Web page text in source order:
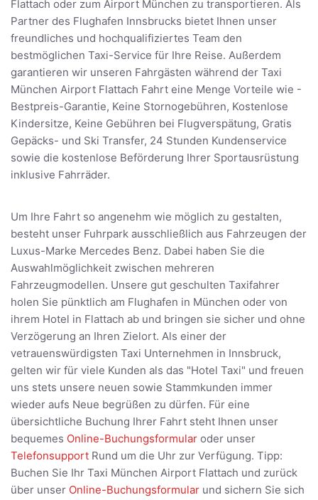
Flattach oder zum Airport München zu transportieren. Als
Partner des Flughafen Innsbrucks bietet Ihnen unser
freundliches und hochqualifiziertes Team den
bestmöglichen Taxi-Service für Ihre Reise. Außerdem
garantieren wir unseren Fahrgästen während der Taxi
München Airport Flattach Fahrt eine Menge Vorteile wie -
Bestpreis-Garantie, Keine Stornogebühren, Kostenlose
Kindersitze, Keine Gebühren bei Flugverspätung, Gratis
Gepäcks- und Ski Transfer, 24 Stunden Kundenservice
sowie die kostenlose Beförderung Ihrer Sportausrüstung
inklusive Fahrräder.
Um Ihre Fahrt so angenehm wie möglich zu gestalten,
besteht unser Fuhrpark ausschließlich aus Fahrzeugen der
Luxus-Marke Mercedes Benz. Dabei haben Sie die
Auswahlmöglichkeit zwischen mehreren
Fahrzeugmodellen. Unsere gut geschulten Taxifahrer
holen Sie pünktlich am Flughafen in München oder von
ihrem Hotel in Flattach ab und bringen sie sicher und ohne
Verzögerung an Ihren Zielort. Als einer der
vetrauenswürdigsten Taxi Unternehmen in Innsbruck,
gelten wir für viele Kunden als das "Hotel Taxi" und freuen
uns stets unsere neuen sowie Stammkunden immer
wieder aufs Neue begrüßen zu dürfen. Für eine
übersichtliche Buchung Ihrer Fahrt steht Ihnen unser
bequemes Online-Buchungsformular oder unser
Telefonsupport Rund um die Uhr zur Verfügung. Tipp:
Buchen Sie Ihr Taxi München Airport Flattach und zurück
über unser Online-Buchungsformular und sichern Sie sich